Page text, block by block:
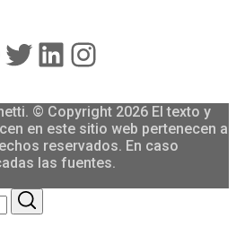
Twitter
LinkedIn
Instagram
© Copyright 2026 El texto y
en este sitio web pertenecen a
reservados. En caso
las fuentes.